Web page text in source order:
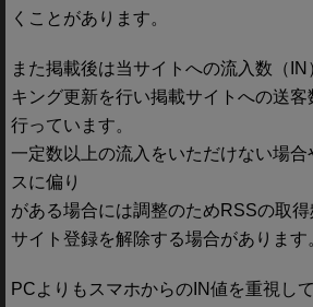
くことがあります。
また掲載後は当サイトへの流入数（
キング更新を行い掲載サイトへの送
行っています。
一定数以上の流入をいただけない場
スに偏り
がある場合には調整のためRSSの取
サイト登録を解除する場合があります
PCよりもスマホからのIN値を重視して